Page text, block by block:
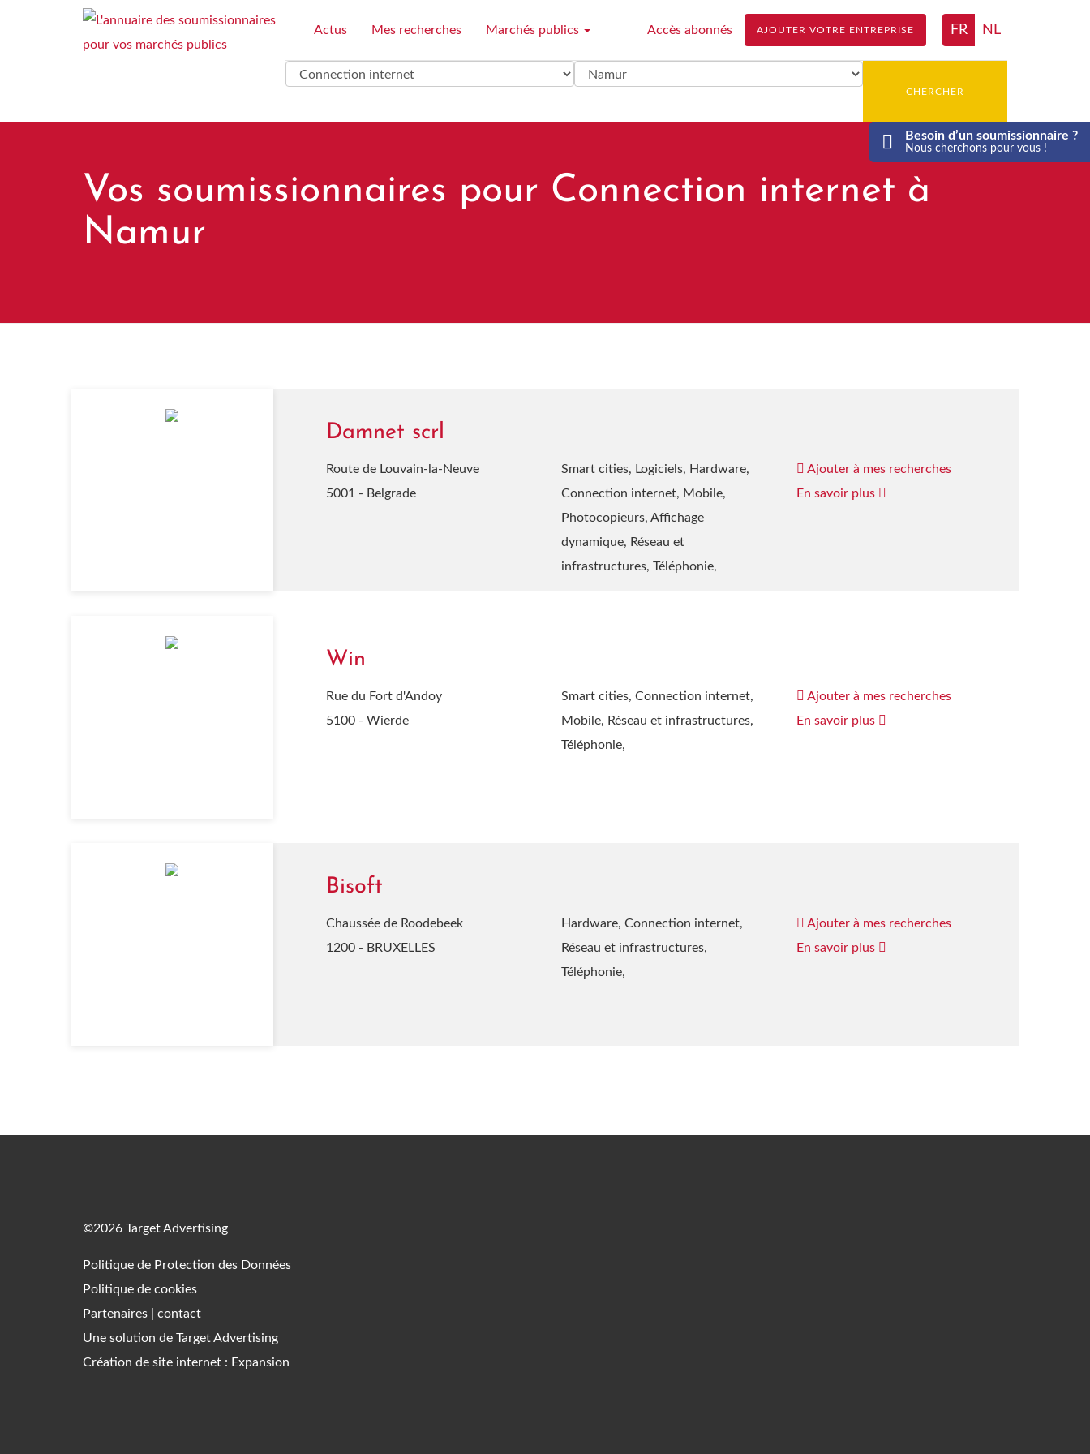
Actus Mes recherches Marchés publics Accès abonnés AJOUTER VOTRE ENTREPRISE FR NL
CHERCHER
Besoin d’un soumissionnaire ?
Nous cherchons pour vous !
Vos soumissionnaires pour Connection internet à
Namur
Damnet scrl
Route de Louvain-la-Neuve
5001 - Belgrade
Smart cities, Logiciels, Hardware,
Connection internet, Mobile,
Photocopieurs, Affichage
dynamique, Réseau et
infrastructures, Téléphonie,
Ajouter à mes recherches
En savoir plus
Win
Rue du Fort d'Andoy
5100 - Wierde
Smart cities, Connection internet,
Mobile, Réseau et infrastructures,
Téléphonie,
Ajouter à mes recherches
En savoir plus
Bisoft
Chaussée de Roodebeek
1200 - BRUXELLES
Hardware, Connection internet,
Réseau et infrastructures,
Téléphonie,
Ajouter à mes recherches
En savoir plus
©2026 Target Advertising
Politique de Protection des Données
Politique de cookies
Partenaires
contact
Une solution de Target Advertising
Création de site internet : Expansion